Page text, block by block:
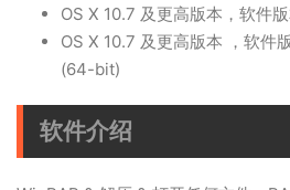
OS X 10.7 及更高版本，软件
OS X 10.7 及更高版本 ，软件
(64-bit)
软件介绍